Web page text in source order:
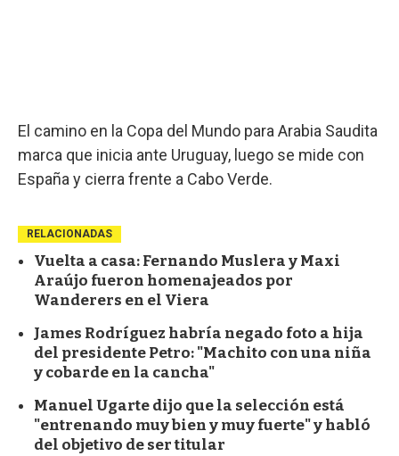
El camino en la Copa del Mundo para Arabia Saudita
marca que inicia ante Uruguay, luego se mide con
España y cierra frente a Cabo Verde.
RELACIONADAS
Vuelta a casa: Fernando Muslera y Maxi
Araújo fueron homenajeados por
Wanderers en el Viera
James Rodríguez habría negado foto a hija
del presidente Petro: "Machito con una niña
y cobarde en la cancha"
Manuel Ugarte dijo que la selección está
"entrenando muy bien y muy fuerte" y habló
del objetivo de ser titular